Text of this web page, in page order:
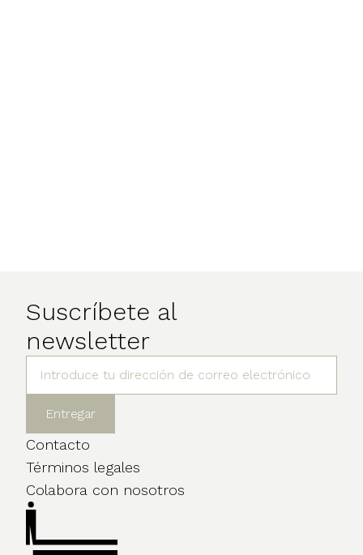
Suscríbete al
newsletter
Contacto
Términos legales
Colabora con nosotros